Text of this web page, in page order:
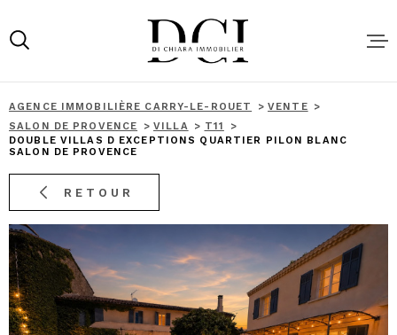
au
menu
au
contenu
NOS
VENDRE
BIEN AU
AGENCE IMMOBILIÈRE CARRY-LE-ROUET
VENTE
SALON DE PROVENCE
VILLA
T11
DOUBLE VILLAS D EXCEPTIONS QUARTIER PILON BLANC
SALON DE PROVENCE
RETOUR